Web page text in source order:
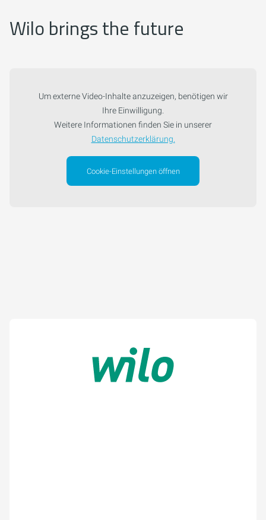
Wilo brings the future
Um externe Video-Inhalte anzuzeigen, benötigen wir
Ihre Einwilligung.
Weitere Informationen finden Sie in unserer
Datenschutzerklärung.
Cookie-Einstellungen öffnen